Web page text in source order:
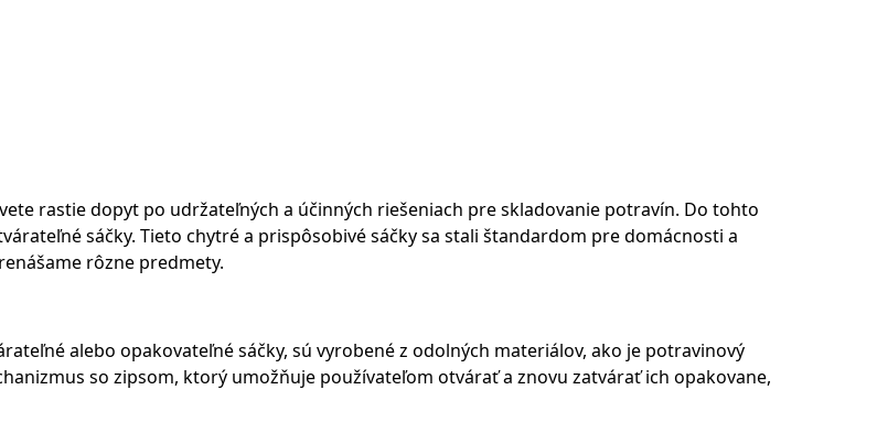
rastie dopyt po udržateľných a účinných riešeniach pre skladovanie potravín. Do tohto
sáčky. Tieto chytré a prispôsobivé sáčky sa stali štandardom pre domácnosti a
rôzne predmety.
alebo opakovateľné sáčky, sú vyrobené z odolných materiálov, ako je potravinový
so zipsom, ktorý umožňuje používateľom otvárať a znovu zatvárať ich opakovane,